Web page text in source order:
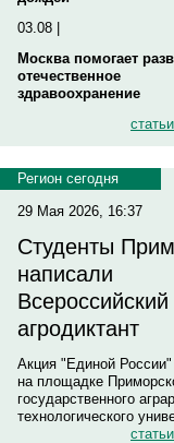
03.08 |
Москва помогает
отечественное
здравоохранение
Регион сегодня
29 Мая 2026, 16:37
Студенты
написали
Всероссийский
агродиктант
Акция "Единой
на площадке
государственного
технологического